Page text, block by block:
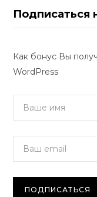
Подписаться
Как бонус Вы
WordPress